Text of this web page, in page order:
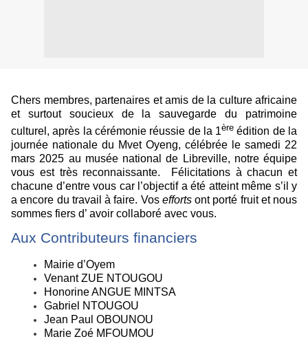
Chers membres, partenaires et amis de la culture africaine
et surtout soucieux de la sauvegarde du patrimoine
culturel, après la cérémonie réussie de la 1ère édition de la
journée nationale du Mvet Oyeng, célébrée le samedi 22
mars 2025 au musée national de Libreville, notre équipe
vous est très reconnaissante. Félicitations à chacun et
chacune d’entre vous car l’objectif a été atteint même s’il y
a encore du travail à faire. Vos effortsont porté fruit et nous
sommes fiers d’ avoir collaboré avec vous.
Aux Contributeurs financiers
Mairie d’Oyem
Venant ZUE NTOUGOU
Honorine ANGUE MINTSA
Gabriel NTOUGOU
Jean Paul OBOUNOU
Marie Zoé MFOUMOU